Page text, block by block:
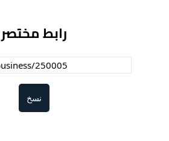
رابط مختصر
نسخ